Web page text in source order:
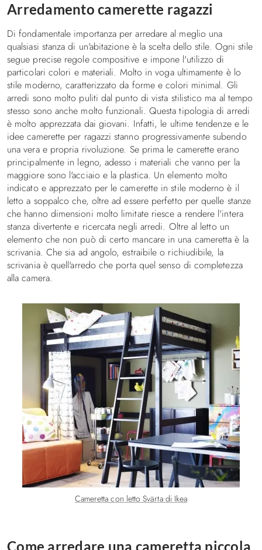
I consigli
Illuminazione in cameretta, idee e suggerimenti
Letti
Letti a Castello
Letti a soppalco
Letti imbottiti
Letti una piazza e mezza
Letti singoli
Biancheria da letto
Divani e poltrona letto
Contatti
Arredamento camerette ragazzi
Di fondamentale importanza per arredare al meglio una
qualsiasi stanza di un'abitazione è la scelta dello stile. Ogni stile
segue precise regole compositive e impone l'utilizzo di
particolari colori e materiali. Molto in voga ultimamente è lo
stile moderno, caratterizzato da forme e colori minimal. Gli
arredi sono molto puliti dal punto di vista stilistico ma al tempo
stesso sono anche molto funzionali. Questa tipologia di arredi
è molto apprezzata dai giovani. Infatti, le ultime tendenze e le
idee camerette per ragazzi stanno progressivamente subendo
una vera e propria rivoluzione. Se prima le camerette erano
principalmente in legno, adesso i materiali che vanno per la
maggiore sono l'acciaio e la plastica. Un elemento molto
indicato e apprezzato per le camerette in stile moderno è il
letto a soppalco che, oltre ad essere perfetto per quelle stanze
che hanno dimensioni molto limitate riesce a rendere l'intera
stanza divertente e ricercata negli arredi. Oltre al letto un
elemento che non può di certo mancare in una cameretta è la
scrivania. Che sia ad angolo, estraibile o richiudibile, la
scrivania è quell'arredo che porta quel senso di completezza
alla camera.
Cameretta con letto Svärta di Ikea
Come arredare una cameretta piccola